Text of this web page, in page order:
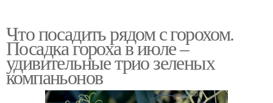
Что посадить рядом с горохом.
Посадка гороха в июле –
удивительные трио зеленых
компаньонов